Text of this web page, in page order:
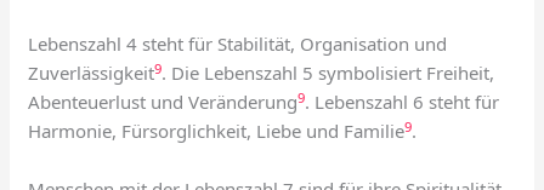
Lebenszahl 4 steht für Stabilität, Organisation und
Zuverlässigkeit9. Die Lebenszahl 5 symbolisiert Freiheit,
Abenteuerlust und Veränderung9. Lebenszahl 6 steht für
Harmonie, Fürsorglichkeit, Liebe und Familie9.